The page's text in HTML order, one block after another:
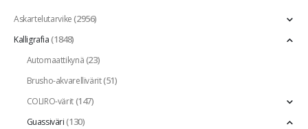
Askartelutarvike(2956)
Kalligrafia(1848)
Automaattikynä(23)
Brusho-akvarellivärit(51)
COLIRO-värit(147)
Guassiväri(130)